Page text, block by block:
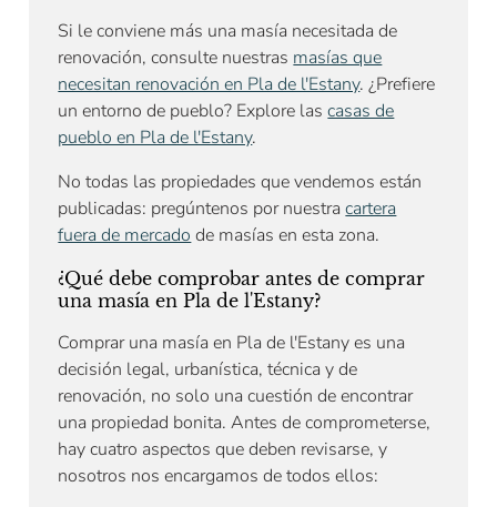
Si le conviene más una masía necesitada de
renovación, consulte nuestras masías que
necesitan renovación en Pla de l'Estany. ¿Prefiere
un entorno de pueblo? Explore lascasas de
pueblo en Pla de l'Estany.
No todas las propiedades que vendemos están
publicadas: pregúntenos por nuestracartera
fuera de mercado de masías en esta zona.
¿Qué debe comprobar antes de comprar
una masía en Pla de l'Estany?
Comprar una masía en Pla de l'Estany es una
decisión legal, urbanística, técnica y de
renovación, no solo una cuestión de encontrar
una propiedad bonita. Antes de comprometerse,
hay cuatro aspectos que deben revisarse, y
nosotros nos encargamos de todos ellos: